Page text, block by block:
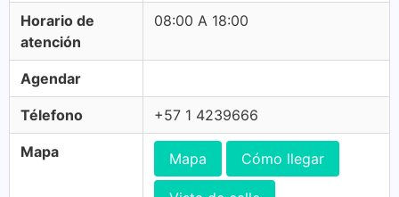
Horario de
atención
08:00 A 18:00
Agendar
Télefono +57 1 4239666
Mapa Mapa Cómo llegar